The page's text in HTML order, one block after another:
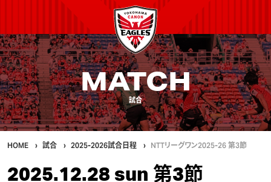
MATCH
試合
HOME 試合 2025-2026試合日程 NTTリーグワン2025-26 第3節
2025.12.28 sun 第3節